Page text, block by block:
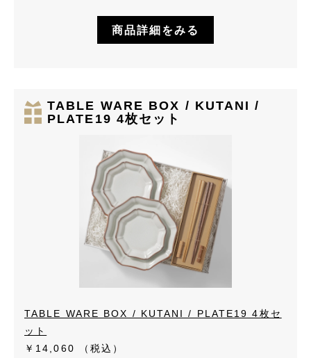
商品詳細をみる
TABLE WARE BOX / KUTANI /
PLATE19 4枚セット
TABLE WARE BOX / KUTANI / PLATE19 4枚セ
ット
￥14,060
（税込）